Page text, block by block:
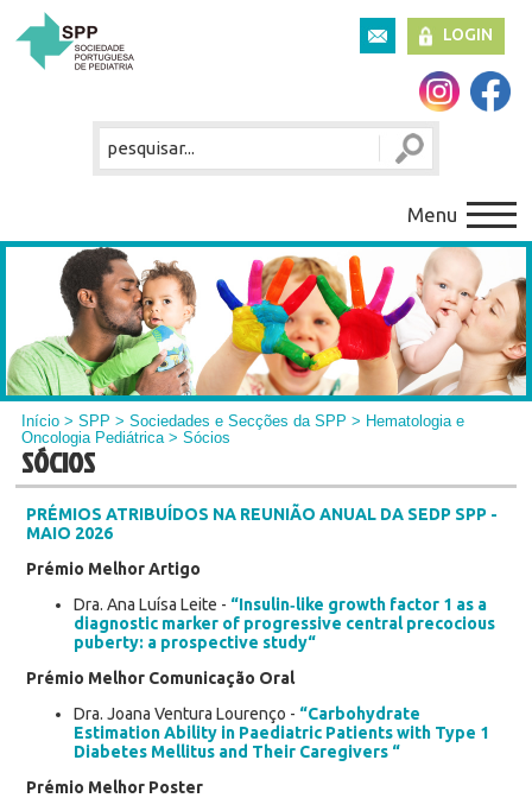
LOGIN
Menu
Início >SPP >Sociedades e Secções da SPP > Hematologia e
Oncologia Pediátrica> Sócios
SÓCIOS
PRÉMIOS ATRIBUÍDOS NA REUNIÃO ANUAL DA SEDP SPP -
MAIO 2026
Prémio Melhor Artigo
Dra. Ana Luísa Leite - “Insulin‑like growth factor 1 as a
diagnostic marker of progressive central precocious
puberty: a prospective study“
Prémio Melhor Comunicação Oral
Dra. Joana Ventura Lourenço - “Carbohydrate
Estimation Ability in Paediatric Patients with Type 1
Diabetes Mellitus and Their Caregivers “
Prémio Melhor Poster